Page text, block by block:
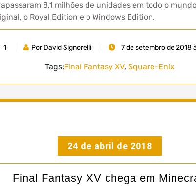
8,1 milhões de unidades em todo o
o Royal Edition e o Windows Edition.
1 Por David Signorelli 7 de setembro de 2018
Tags:Final Fantasy XV, Square-Enix
24 de abril de 2018
Final Fantasy XV chega em